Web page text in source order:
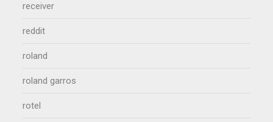
receiver
reddit
roland
roland garros
rotel